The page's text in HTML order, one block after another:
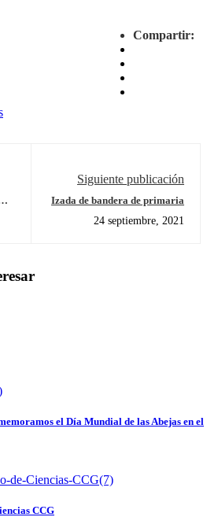
Compartir:
Siguiente publicación
Izada de bandera de primaria
24 septiembre, 2021
el Día Mundial de las Abejas en el
CCG